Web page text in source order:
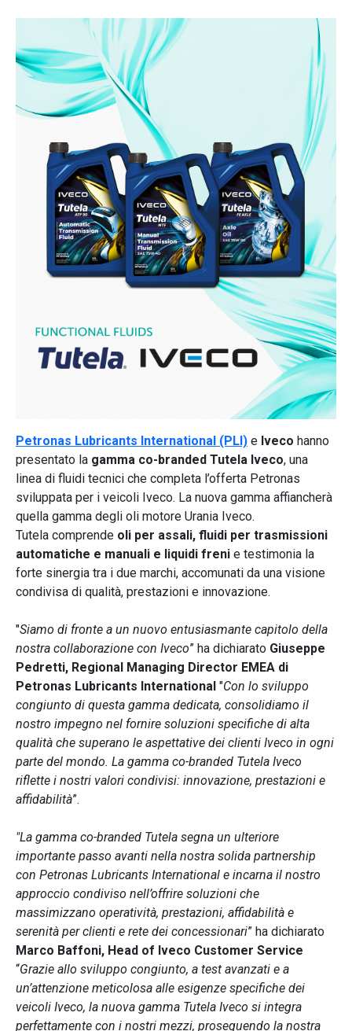
Petronas Lubricants International (PLI) e Iveco hanno
presentato la gamma co-branded Tutela Iveco, una
linea di fluidi tecnici che completa l’offerta Petronas
sviluppata per i veicoli Iveco. La nuova gamma affiancherà
quella gamma degli oli motore Urania Iveco.
Tutela comprende oli per assali, fluidi per trasmissioni
automatiche e manuali e liquidi freni e testimonia la
forte sinergia tra i due marchi, accomunati da una visione
condivisa di qualità, prestazioni e innovazione.
"Siamo di fronte a un nuovo entusiasmante capitolo della
nostra collaborazione con Iveco” ha dichiarato Giuseppe
Pedretti, Regional Managing Director EMEA di
Petronas Lubricants International "Con lo sviluppo
congiunto di questa gamma dedicata, consolidiamo il
nostro impegno nel fornire soluzioni specifiche di alta
qualità che superano le aspettative dei clienti Iveco in ogni
parte del mondo. La gamma co-branded Tutela Iveco
riflette i nostri valori condivisi: innovazione, prestazioni e
affidabilità”.
"La gamma co-branded Tutela segna un ulteriore
importante passo avanti nella nostra solida partnership
con Petronas Lubricants International e incarna il nostro
approccio condiviso nell’offrire soluzioni che
massimizzano operatività, prestazioni, affidabilità e
serenità per clienti e rete dei concessionari” ha dichiarato
Marco Baffoni, Head of Iveco Customer Service
“Grazie allo sviluppo congiunto, a test avanzati e a
un’attenzione meticolosa alle esigenze specifiche dei
veicoli Iveco, la nuova gamma Tutela Iveco si integra
perfettamente con i nostri mezzi, proseguendo la nostra